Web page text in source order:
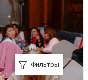
Фильтры